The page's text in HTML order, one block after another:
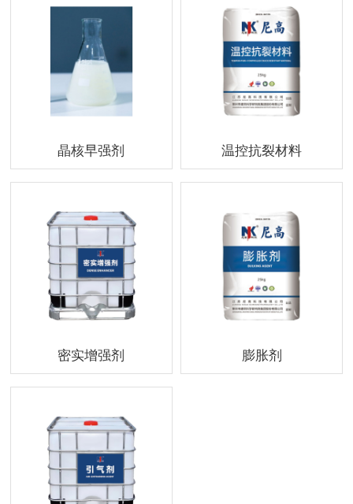
晶核早强剂 温控抗裂材料
密实增强剂 膨胀剂